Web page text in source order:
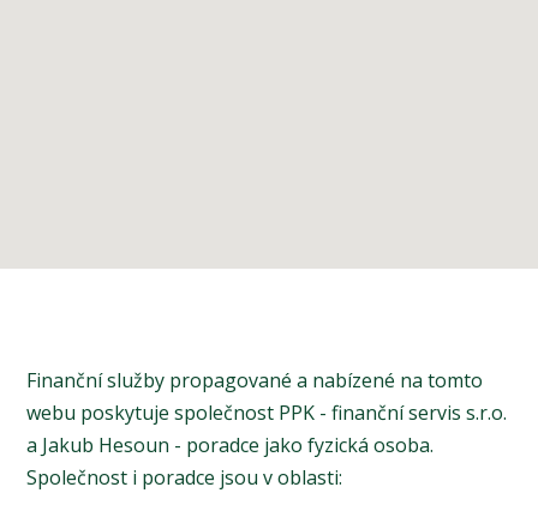
​Finanční služby propagované a nabízené na tomto
webu poskytuje společnost PPK - finanční servis s.r.o.
a Jakub Hesoun - poradce jako fyzická osoba.
Společnost i poradce jsou v oblasti: